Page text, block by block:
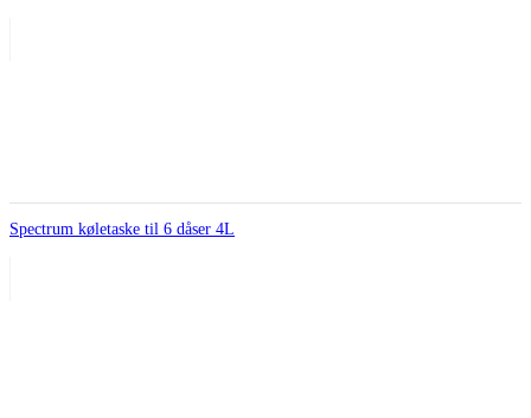
Spectrum køletaske til 6 dåser 4L